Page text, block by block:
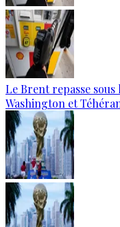
Le Brent repasse
Washington et